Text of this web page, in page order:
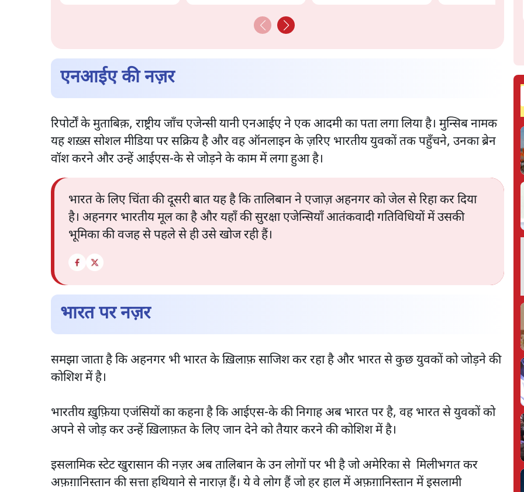
Ashutosh Ki Baat
एनआईए की नज़र
रिपोर्टों के मुताबिक़, राष्ट्रीय जाँच एजेन्सी यानी एनआईए ने एक आदमी का पता लगा लिया है। मुन्सिब नामक
यह शख़्स सोशल मीडिया पर सक्रिय है और वह ऑनलाइन के ज़रिए भारतीय युवकों तक पहुँचने, उनका ब्रेन
वॉश करने और उन्हें आईएस-के से जोड़ने के काम में लगा हुआ है।
भारत के लिए चिंता की दूसरी बात यह है कि तालिबान ने एजाज़ अहनगर को जेल से रिहा कर दिया
है। अहनगर भारतीय मूल का है और यहाँ की सुरक्षा एजेन्सियाँ आतंकवादी गतिविधियों में उसकी
भूमिका की वजह से पहले से ही उसे खोज रही हैं।
भारत पर नज़र
समझा जाता है कि अहनगर भी भारत के ख़िलाफ़ साजिश कर रहा है और भारत से कुछ युवकों को जोड़ने की
कोशिश में है।
भारतीय ख़ुफ़िया एजंसियों का कहना है कि आईएस-के की निगाह अब भारत पर है, वह भारत से युवकों को
अपने से जोड़ कर उन्हें ख़िलाफ़त के लिए जान देने को तैयार करने की कोशिश में है।
इसलामिक स्टेट खुरासान की नज़र अब तालिबान के उन लोगों पर भी है जो अमेरिका से मिलीभगत कर
अफ़ग़ानिस्तान की सत्ता हथियाने से नाराज़ हैं। ये वे लोग हैं जो हर हाल में अफ़ग़ानिस्तान में इसलामी